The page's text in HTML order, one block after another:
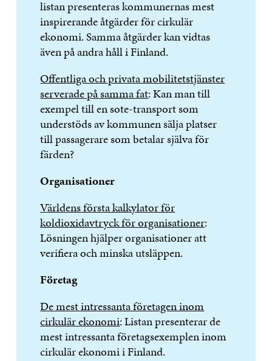
listan presenteras kommunernas mest
inspirerande åtgärder för cirkulär
ekonomi. Samma åtgärder kan vidtas
även på andra håll i Finland.
Offentliga och privata mobilitetstjänster
serverade på samma fat: Kan man till
exempel till en sote-transport som
understöds av kommunen sälja platser
till passagerare som betalar själva för
färden?
Organisationer
Världens första kalkylator för
koldioxidavtryck för organisationer:
Lösningen hjälper organisationer att
verifiera och minska utsläppen.
Företag
De mest intressanta företagen inom
cirkulär ekonomi: Listan presenterar de
mest intressanta företagsexemplen inom
cirkulär ekonomi i Finland.